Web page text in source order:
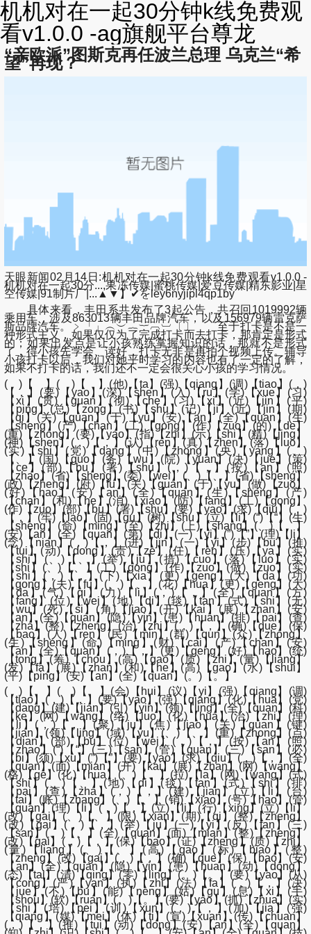
机机对在一起30分钟k线免费观
看v1.0.0 -ag旗舰平台尊龙
“亲欧派”图斯克再任波兰总理 乌克兰“希
望”再现？
天眼新闻02月14日:机机对在一起30分钟k线免费观看v1.0.0 -
机机对在一起30分...,果冻传媒|蜜桃传媒|爱豆传媒|精东影业|星
空传媒|91制片厂|...▲▼】✔をley6nyjipl4qp1by
具体来看，丰田系共发布了3起公告，共召回1019992辆
乘用车，涉及863013辆丰田品牌汽车，以及156979辆雷克萨
斯品牌汽车。﹥「」︵︶︷︸︹︺〔〕 至于打卡是不是一
种形式主义，如果仅仅为了完成打卡而去打卡，那肯定是形式
的；如果出发点是让小孩熟练掌握知识的话，那就不是形式
了，得小孩先学会、读好，打卡无非是再拍个视频上传。辅导
小孩打卡以后，我们对她平时学习的内容也有了一定的了解，
如果不打卡的话，我们还不一定会很关心小孩的学习情况。
( )【 】( )【 】(他)【ta】(强)【qiang】(调)【tiao】(，)
【，】(要)【yao】(深)【shen】(入)【ru】(学)【xue】(习)
【xi】(贯)【guan】(彻)【che】(习)【xi】(近)【jin】(平)
【ping】(总)【zong】(书)【shu】(记)【ji】(近)【jin】(期)
【qi】(关)【guan】(于)【yu】(安)【an】(全)【quan】(生)
【sheng】(产)【chan】(工)【gong】(作)【zuo】(的)【de】
(重)【zhong】(要)【yao】(指)【zhi】(示)【shi】(精)【jing】
(神)【shen】(，)【，】(认)【ren】(真)【zhen】(落)【luo】
(实)【shi】(党)【dang】(中)【zhong】(央)【yang】(、)
【、】(国)【guo】(务)【wu】(院)【yuan】(决)【jue】(策)
【ce】(部)【bu】(署)【shu】(，)【，】(按)【an】(照)
【zhao】(省)【sheng】(委)【wei】(、)【、】(省)【sheng】
(政)【zheng】(府)【fu】(关)【guan】(于)【yu】(做)【zuo】
(好)【hao】(安)【an】(全)【quan】(生)【sheng】(产)
【chan】(和)【he】(消)【xiao】(防)【fang】(工)【gong】
(作)【zuo】(部)【bu】(署)【shu】(要)【yao】(求)【qiu】(，)
【，】(牢)【lao】(固)【gu】(树)【shu】(立)【li】(“)【“】(生)
【sheng】(命)【ming】(至)【zhi】(上)【shang】(、)【、】
(安)【an】(全)【quan】(第)【di】(一)【yi】(”)【”】(理)【li】
(念)【nian】(，)【，】(进)【jin】(一)【yi】(步)【bu】(推)
【tui】(动)【dong】(责)【ze】(任)【ren】(压)【ya】(实)
【shi】(、)【、】(举)【ju】(措)【cuo】(落)【luo】(实)
【shi】(、)【、】(工)【gong】(作)【zuo】(做)【zuo】(实)
【shi】(，)【，】(下)【xia】(更)【geng】(大)【da】(功)
【gong】(夫)【fu】(、)【、】(花)【hua】(更)【geng】(大)
【da】(气)【qi】(力)【li】(，)【，】(全)【quan】(方)
【fang】(位)【wei】(地)【di】(毯)【tan】(式)【shi】(无)
【wu】(死)【si】(角)【jiao】(开)【kai】(展)【zhan】(安)
【an】(全)【quan】(隐)【yin】(患)【huan】(排)【pai】(查)
【zha】(整)【zheng】(治)【zhi】(，)【，】(确)【que】(保)
【bao】(人)【ren】(民)【min】(群)【qun】(众)【zhong】
(生)【sheng】(命)【ming】(财)【cai】(产)【chan】(安)
【an】(全)【quan】(，)【，】(更)【geng】(好)【hao】(统)
【tong】(筹)【chou】(高)【gao】(质)【zhi】(量)【liang】
(发)【fa】(展)【zhan】(和)【he】(高)【gao】(水)【shui】
(平)【ping】(安)【an】(全)【quan】(。)【。】
( )【 】( )【 】(会)【hui】(议)【yi】(强)【qiang】(调)
【tiao】(，)【，】(要)【yao】(强)【qiang】(化)【hua】(党)
【dang】(建)【jian】(引)【yin】(领)【ling】(全)【quan】(科)
【ke】(网)【wang】(络)【luo】(化)【hua】(治)【zhi】(理)
【li】(，)【，】(聚)【ju】(焦)【jiao】(关)【guan】(键)
【jian】(领)【ling】(域)【yu】(、)【、】(重)【zhong】(点)
【dian】(部)【bu】(位)【wei】(，)【，】(按)【an】(照)
【zhao】(“)【“】(三)【san】(管)【guan】(三)【san】(必)
【bi】(须)【xu】(”)【”】(要)【yao】(求)【qiu】(，)【，】(全)
【quan】(面)【mian】(开)【kai】(展)【zhan】(网)【wang】
(格)【ge】(化)【hua】(、)【、】(拉)【la】(网)【wang】(式)
【shi】(、)【、】(地)【di】(毯)【tan】(式)【shi】(排)
【pai】(查)【zha】(，)【，】(建)【jian】(立)【li】(台)
【tai】(账)【zhang】(、)【、】(销)【xiao】(号)【hao】(管)
【guan】(理)【li】(，)【，】(立)【li】(行)【xing】(立)【li】
(改)【gai】(、)【、】(限)【xian】(期)【qi】(整)【zheng】
(改)【gai】(，)【，】(举)【ju】(一)【yi】(反)【fan】(三)
【san】(、)【、】(全)【quan】(面)【mian】(整)【zheng】
(改)【gai】(，)【，】(保)【bao】(证)【zheng】(质)【zhi】
(量)【liang】(、)【、】(高)【gao】(标)【biao】(整)
【zheng】(改)【gai】(，)【，】(确)【que】(保)【bao】(安)
【an】(全)【quan】(隐)【yin】(患)【huan】(动)【dong】
(态)【tai】(清)【qing】(零)【ling】(。)【。】(要)【yao】(从)
【cong】(严)【yan】(执)【zhi】(法)【fa】(，)【，】(决)
【jue】(不)【bu】(能)【neng】(姑)【gu】(息)【xi】(手)
【shou】(软)【ruan】(。)【。】(要)【yao】(抓)【zhua】(实)
【shi】(培)【pei】(训)【xun】(，)【，】(加)【jia】(强)
【qiang】(媒)【mei】(体)【ti】(宣)【xuan】(传)【chuan】
(，)【，】(推)【tui】(动)【dong】(安)【an】(全)【quan】